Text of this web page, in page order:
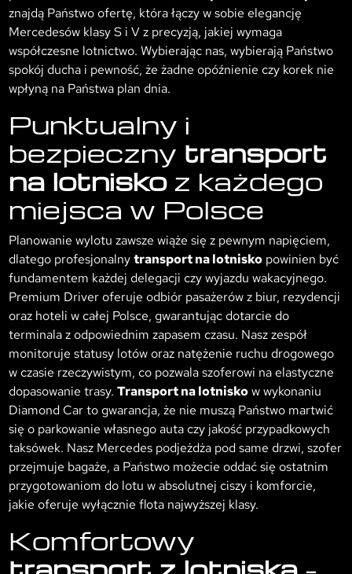
znajdą Państwo ofertę, która łączy w sobie elegancję
Mercedesów klasy S i V z precyzją, jakiej wymaga
współczesne lotnictwo. Wybierając nas, wybierają Państwo
spokój ducha i pewność, że żadne opóźnienie czy korek nie
wpłyną na Państwa plan dnia.
Punktualny i
bezpieczny transport
na lotniskoz każdego
miejsca w Polsce
Planowanie wylotu zawsze wiąże się z pewnym napięciem,
dlatego profesjonalnytransport na lotnisko powinien być
fundamentem każdej delegacji czy wyjazdu wakacyjnego.
Premium Driver oferuje odbiór pasażerów z biur, rezydencji
oraz hoteli w całej Polsce, gwarantując dotarcie do
terminala z odpowiednim zapasem czasu. Nasz zespół
monitoruje statusy lotów oraz natężenie ruchu drogowego
w czasie rzeczywistym, co pozwala szoferowi na elastyczne
dopasowanie trasy.Transport na lotniskow wykonaniu
Diamond Car to gwarancja, że nie muszą Państwo martwić
się o parkowanie własnego auta czy jakość przypadkowych
taksówek. Nasz Mercedes podjeżdża pod same drzwi, szofer
przejmuje bagaże, a Państwo możecie oddać się ostatnim
przygotowaniom do lotu w absolutnej ciszy i komforcie,
jakie oferuje wyłącznie flota najwyższej klasy.
Komfortowy